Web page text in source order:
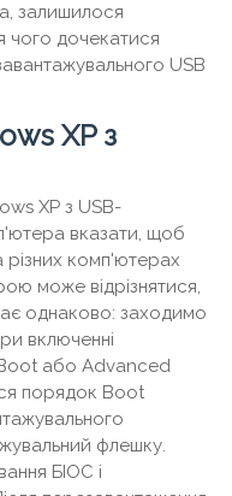
залишилося
чого дочекатися
USB
XP з
XP з USB-
вказати, щоб
різних комп'ютерах
може відрізнятися,
однаково: заходимо
включенні
або Advanced
порядок Boot
флешку.
БІОС і